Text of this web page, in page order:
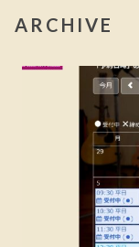
ARCHIVE